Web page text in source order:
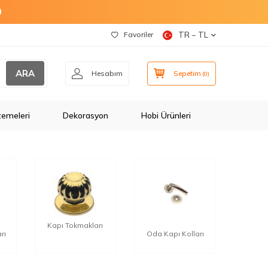
Favoriler TR − TL
ARA Hesabım Sepetim (0)
Dekorasyon Hobi Ürünleri
Kapı Tokmakları
Oda Kapı Kolları